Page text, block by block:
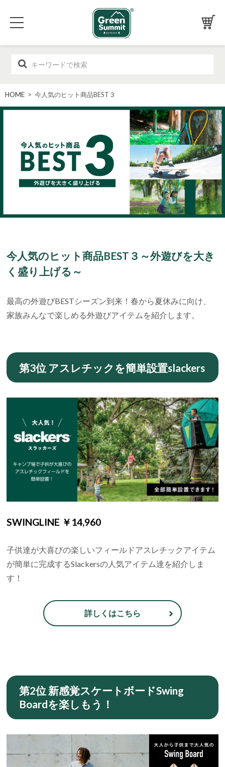
HOME > 今人気のヒット商品BEST３
今人気のヒット商品BEST３～外遊びを大き
く盛り上げる～
最高の外遊びBESTシーズン到来！春から夏休みに向け、
家族みんなで楽しめる外遊びアイテムを紹介します。
第3位 アスレチックを簡単設置slackers
SWINGLINE ￥14,960
子供達が大喜びの楽しいフィールドアスレチックアイテム
が簡単に完成するSlackersの人気アイテム達を紹介しま
す！
詳しくはこちら
第2位 新感覚スケートボードSwing
Boardを楽しもう！